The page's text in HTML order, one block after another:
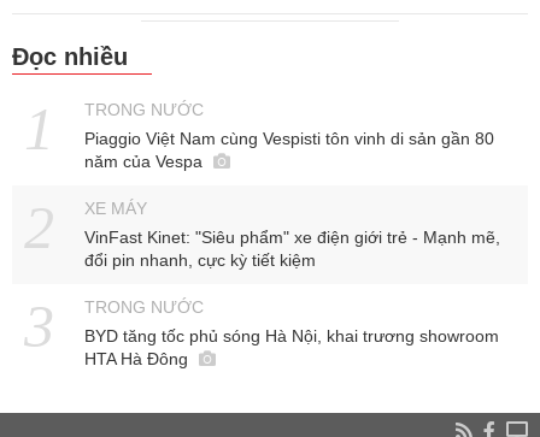
Đọc nhiều
TRONG NƯỚC
Piaggio Việt Nam cùng Vespisti tôn vinh di sản gần 80
năm của Vespa
XE MÁY
VinFast Kinet: "Siêu phẩm" xe điện giới trẻ - Mạnh mẽ,
đổi pin nhanh, cực kỳ tiết kiệm
TRONG NƯỚC
BYD tăng tốc phủ sóng Hà Nội, khai trương showroom
HTA Hà Đông